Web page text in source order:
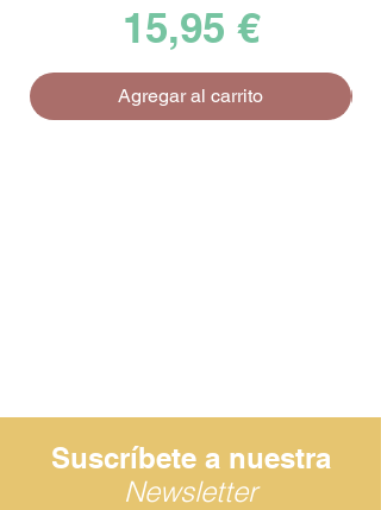
Precio
15,95 €
Agregar al carrito
Suscríbete a nuestra
Newsletter